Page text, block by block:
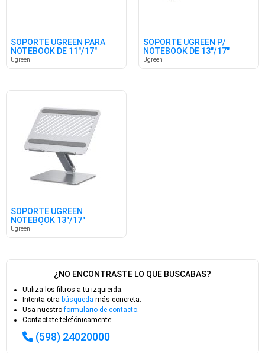
SOPORTE UGREEN PARA
NOTEBOOK DE 11"/17"
AJUSTABLE
Ugreen
SOPORTE UGREEN P/
NOTEBOOK DE 13"/17"
REGULABLE
Ugreen
SOPORTE UGREEN
NOTEBOOK 13"/17"
ERGONÓM. AJUSTABLE
Ugreen
¿NO ENCONTRASTE LO QUE BUSCABAS?
Utiliza los filtros a tu izquierda.
Intenta otra búsqueda más concreta.
Usa nuestroformulario de contacto.
Contactate telefónicamente:
(598) 24020000